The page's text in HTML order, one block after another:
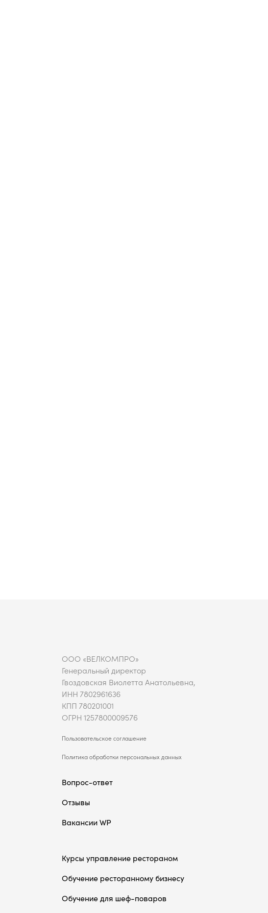
ООО «ВЕЛКОМПРО»
Генеральный директор
Гвоздовская Виолетта Анатольевна,
ИНН 7802961636
КПП 780201001
ОГРН 1257800009576
Пользовательское соглашение
Политика обработки персональных данных
Вопрос-ответ
Отзывы
Вакансии WP
Курсы управление рестораном
Обучение ресторанному бизнесу
Обучение для шеф-поваров